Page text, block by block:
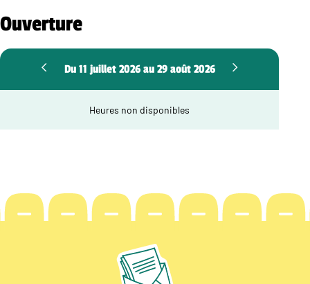
Ouverture
Du 11 juillet 2026 au 29 août 2026
Heures non disponibles